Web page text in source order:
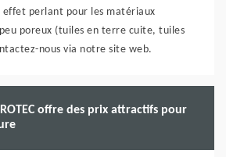
perlant pour les matériaux
poreux (tuiles en terre cuite, tuiles
nous via notre site web.
offre des prix attractifs pour